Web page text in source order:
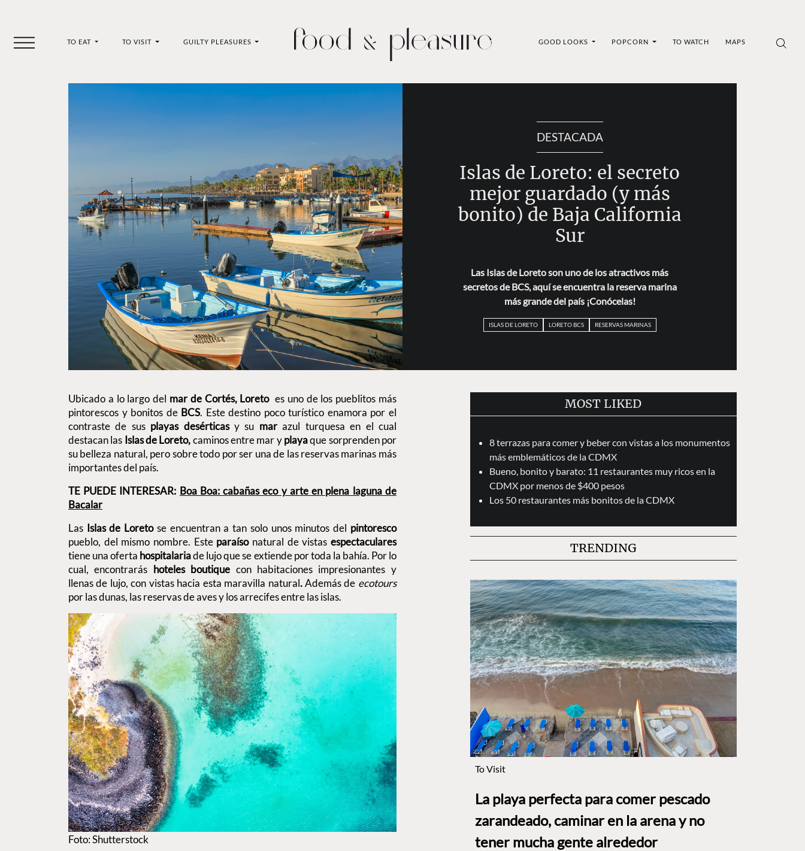
TO EAT TO VISIT GUILTY PLEASURES GOOD LOOKS POPCORN TO WATCH MAPS
DESTACADA
Islas de Loreto: el secreto
mejor guardado (y más
bonito) de Baja California
Sur
Las Islas de Loreto son uno de los atractivos más
secretos de BCS, aquí se encuentra la reserva marina
más grande del país ¡Conócelas!
ISLAS DE LORETO LORETO BCS RESERVAS MARINAS
Ubicado a lo largo del mar de Cortés, Loretoes uno de los pueblitos más
pintorescos y bonitos de BCS. Este destino poco turístico enamora por el
contraste de sus playas desérticasy su marazul turquesa en el cual
destacan las Islas de Loreto,caminos entre mar yplayaque sorprenden por
su belleza natural, pero sobre todo por ser una de las reservas marinas más
importantes del país.
TE PUEDE INTERESAR: Boa Boa: cabañas eco y arte en plena laguna de
Bacalar
Las Islas de Loretose encuentran a tan solo unos minutos del pintoresco
pueblo, del mismo nombre. Este paraíso natural de vistas espectaculares
tiene una oferta hospitalariade lujo que se extiende por toda la bahía. Por lo
cual, encontrarás hoteles boutique con habitaciones impresionantes y
llenas de lujo, con vistas hacia esta maravilla natural.Además de ecotours
por las dunas, las reservas de aves y los arrecifes entre las islas.
Foto: Shutterstock
MOST LIKED
8 terrazas para comer y beber con vistas a los monumentos
más emblemáticos de la CDMX
Bueno, bonito y barato: 11 restaurantes muy ricos en la
CDMX por menos de $400 pesos
Los 50 restaurantes más bonitos de la CDMX
TRENDING
To Visit
La playa perfecta para comer pescado
zarandeado, caminar en la arena y no
tener mucha gente alrededor